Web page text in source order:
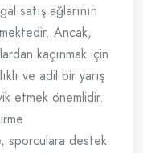
satış ağlarının
Ancak,
kaçınmak için
ve adil bir yarış
etmek önemlidir.
sporculara destek